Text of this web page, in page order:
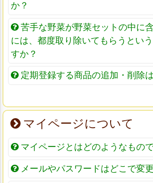
か？
苦手な野菜が野菜セットの中に
には、都度取り除いてもらうとい
すか？
定期登録する商品の追加・削除
マイページについて
マイページとはどのようなもの
メールやパスワードはどこで変